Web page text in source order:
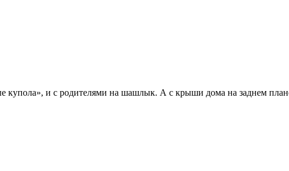
купола», и с родителями на шашлык. А с крыши дома на заднем